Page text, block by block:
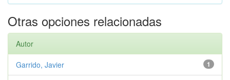
Otras opciones relacionadas
Autor
1
Garrido, Javier